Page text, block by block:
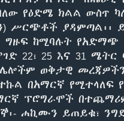
የዕድሜ ክልል ውስጥ
ሥርጭቶች ያዳምጣል፡፡
ከሚባሉት የአድማጭ
22፣ 25 እና 31 ሜትር
ወቅታዊ
በአማርኛ የሚተላለፍ
ፕሮግራሞች
ሐኪሙን ይጠይቁ፣